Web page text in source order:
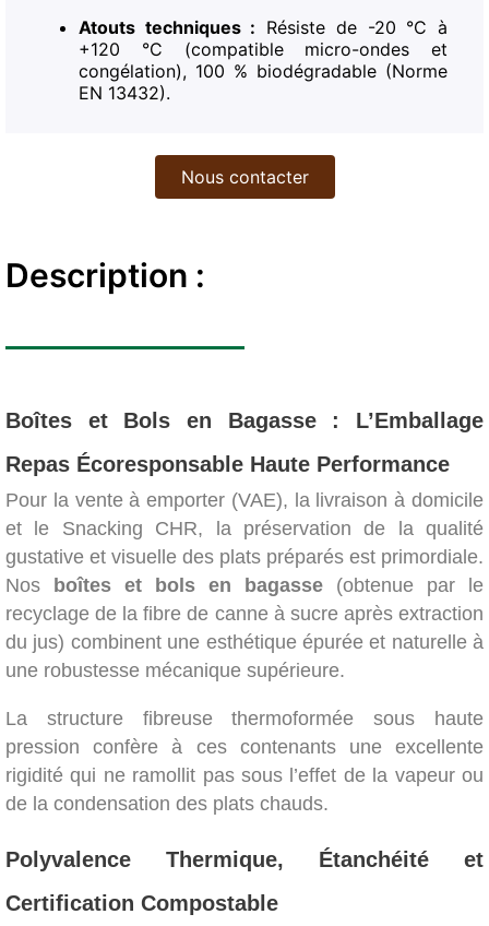
Atouts techniques : Résiste de -20 °C à
+120 °C (compatible micro-ondes et
congélation), 100 % biodégradable (Norme
EN 13432).
Nous contacter
Description :
Boîtes et Bols en Bagasse : L’Emballage
Repas Écoresponsable Haute Performance
Pour la vente à emporter (VAE), la livraison à domicile
et le Snacking CHR, la préservation de la qualité
gustative et visuelle des plats préparés est primordiale.
Nos boîtes et bols en bagasse (obtenue par le
recyclage de la fibre de canne à sucre après extraction
du jus) combinent une esthétique épurée et naturelle à
une robustesse mécanique supérieure.
La structure fibreuse thermoformée sous haute
pression confère à ces contenants une excellente
rigidité qui ne ramollit pas sous l’effet de la vapeur ou
de la condensation des plats chauds.
Polyvalence Thermique, Étanchéité et
Certification Compostable